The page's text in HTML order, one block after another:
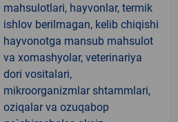
mahsulotlari, hayvonlar, termik
ishlov berilmagan, kelib chiqishi
hayvonotga mansub mahsulot
va xomashyolar, veterinariya
dori vositalari,
mikroorganizmlar shtammlari,
oziqalar va ozuqabop